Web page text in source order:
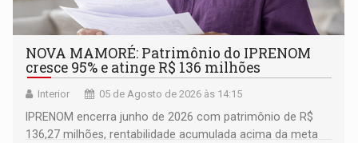
NOVA MAMORÉ: Patrimônio do IPRENOM
cresce 95% e atinge R$ 136 milhões
Interior 05 de Agosto de 2026 às 14:15
IPRENOM encerra junho de 2026 com patrimônio de R$
136,27 milhões, rentabilidade acumulada acima da meta